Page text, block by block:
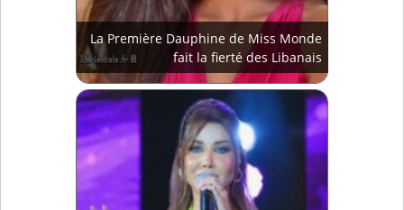
La Première Dauphine de Miss Monde
fait la fierté des Libanais